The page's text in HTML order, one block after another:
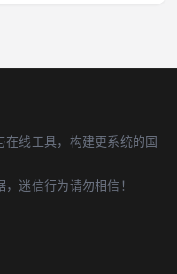
线工具，构建更系统的国
迷信行为请勿相信！